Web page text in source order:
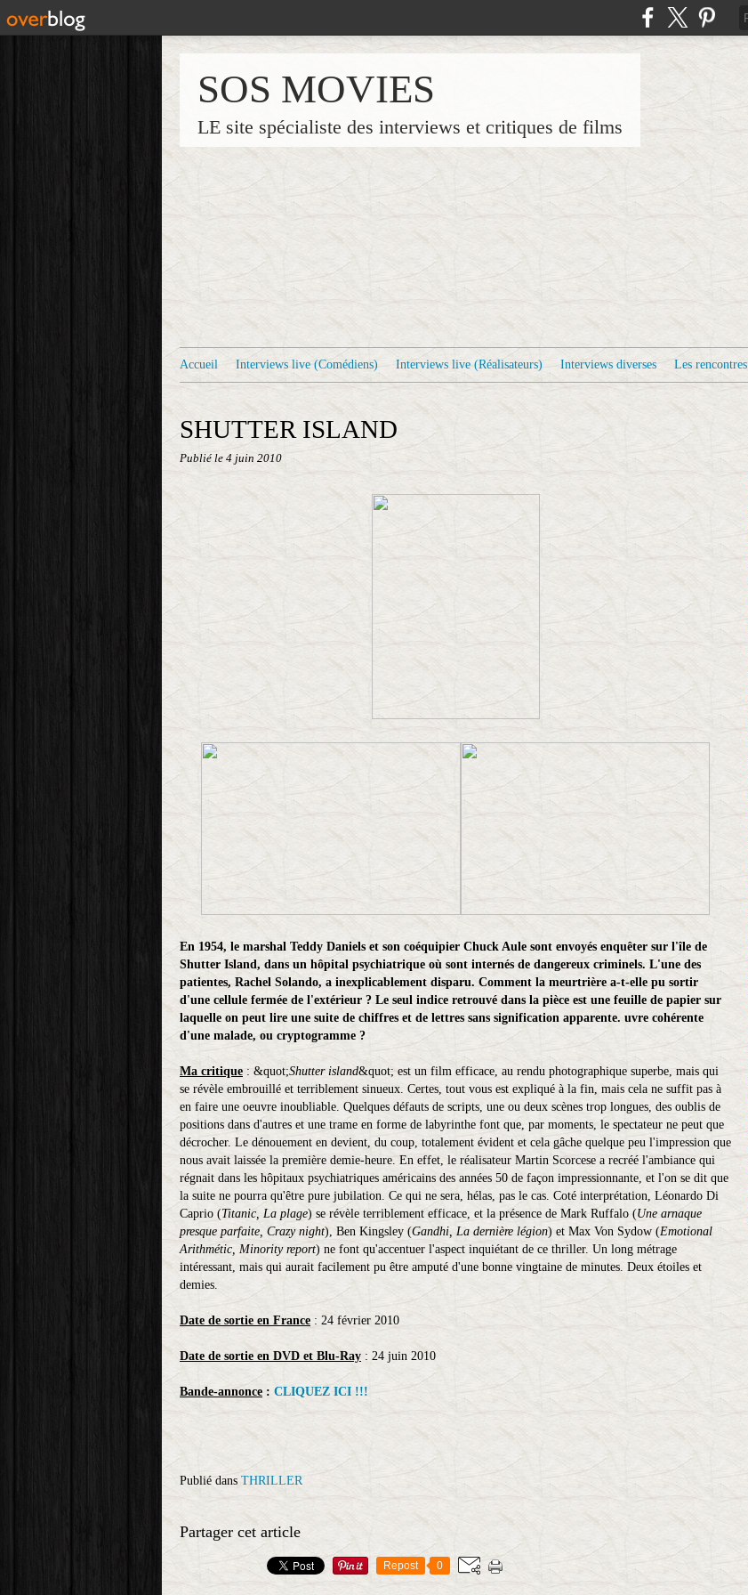
SOS MOVIES
LE site spécialiste des interviews et critiques de films
Accueil Interviews live (Comédiens) Interviews live (Réalisateurs) Interviews diverses Les rencontres
SHUTTER ISLAND
Publié le 4 juin 2010
En 1954, le marshal Teddy Daniels et son coéquipier Chuck Aule sont envoyés enquêter sur l'île de
Shutter Island, dans un hôpital psychiatrique où sont internés de dangereux criminels. L'une des
patientes, Rachel Solando, a inexplicablement disparu. Comment la meurtrière a-t-elle pu sortir
d'une cellule fermée de l'extérieur ? Le seul indice retrouvé dans la pièce est une feuille de papier sur
laquelle on peut lire une suite de chiffres et de lettres sans signification apparente. uvre cohérente
d'une malade, ou cryptogramme ?
Ma critique : &quot;Shutter island&quot; est un film efficace, au rendu photographique superbe, mais qui
se révèle embrouillé et terriblement sinueux. Certes, tout vous est expliqué à la fin, mais cela ne suffit pas à
en faire une oeuvre inoubliable. Quelques défauts de scripts, une ou deux scènes trop longues, des oublis de
positions dans d'autres et une trame en forme de labyrinthe font que, par moments, le spectateur ne peut que
décrocher. Le dénouement en devient, du coup, totalement évident et cela gâche quelque peu l'impression que
nous avait laissée la première demie-heure. En effet, le réalisateur Martin Scorcese a recréé l'ambiance qui
régnait dans les hôpitaux psychiatriques américains des années 50 de façon impressionnante, et l'on se dit que
la suite ne pourra qu'être pure jubilation. Ce qui ne sera, hélas, pas le cas. Coté interprétation, Léonardo Di
Caprio (Titanic, La plage) se révèle terriblement efficace, et la présence de Mark Ruffalo (Une arnaque
presque parfaite, Crazy night), Ben Kingsley (Gandhi, La dernière légion) et Max Von Sydow (Emotional
Arithmétic, Minority report) ne font qu'accentuer l'aspect inquiétant de ce thriller. Un long métrage
intéressant, mais qui aurait facilement pu être amputé d'une bonne vingtaine de minutes. Deux étoiles et
demies.
Date de sortie en France : 24 février 2010
Date de sortie en DVD et Blu-Ray : 24 juin 2010
Bande-annonce : CLIQUEZ ICI !!!
Publié dans THRILLER
Partager cet article
Repost 0